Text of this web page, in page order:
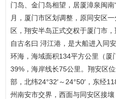
门岛、金门岛相望，居厦漳泉闽
月，厦门市区划调整，原同安区
区，翔安半岛正式交权于厦门市
自古名曰 浔江港，是大船进入同
环海，海域面积134平方公里（厦
39%，海岸线长75公里。翔安区
部，北纬24°32′～24°50′，东经
州南安市交界，西面与同安区接